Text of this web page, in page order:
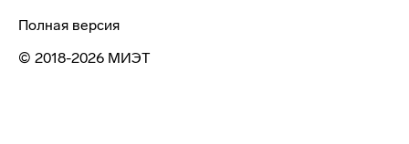
© 2018-2026 МИЭТ
Полная версия